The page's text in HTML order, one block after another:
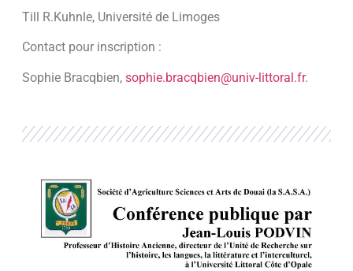
Till R.Kuhnle, Université de Limoges
Contact pour inscription :
Sophie Bracqbien, sophie.bracqbien@univ-littoral.fr.